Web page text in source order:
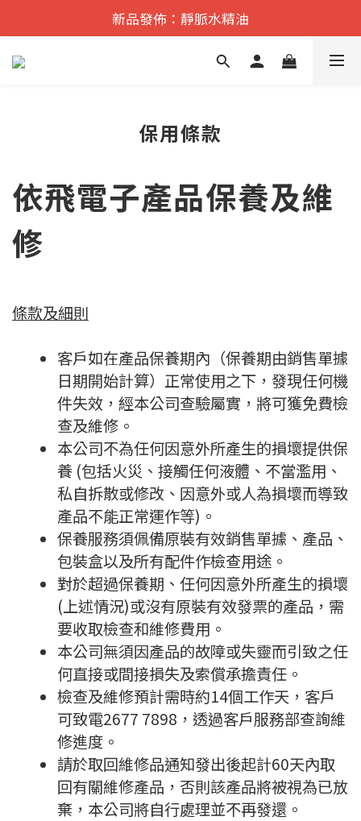
遠紅外舒痛·理療    香港No.1
新品發佈：靜脈水精油
遠紅外舒痛·理療    香港No.1
保用條款
依飛電子產品保養及維
修
條款及細則
客戶如在產品保養期內（保養期由銷售單據
日期開始計算）正常使用之下，發現任何機
件失效，經本公司查驗屬實，將可獲免費檢
查及維修。
本公司不為任何因意外所產生的損壞提供保
養 (包括火災、接觸任何液體、不當濫用、
私自拆散或修改、因意外或人為損壞而導致
產品不能正常運作等)。
保養服務須佩備原裝有效銷售單據、產品、
包裝盒以及所有配件作檢查用途。
對於超過保養期、任何因意外所產生的損壞
(上述情況)或沒有原裝有效發票的產品，需
要收取檢查和維修費用。
本公司無須因產品的故障或失靈而引致之任
何直接或間接損失及索償承擔責任。
檢查及維修預計需時約14個工作天，客戶
可致電2677 7898，透過客戶服務部查詢維
修進度。
請於取回維修品通知發出後起計60天內取
回有關維修產品，否則該產品將被視為已放
棄，本公司將自行處理並不再發還。